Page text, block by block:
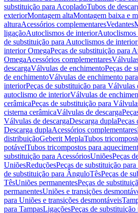
substituição para AcopladoTubos de
exteriorMontagem altaMontagem baixa e
alturaAcessórios complementaresVedantes
ligaçãoAutoclismos de interiorAutoclismos
de substituição para Autoclismos de
interior OmegaPeças de substituição para
OmegaAcessórios complementares
descargaVálvulas de enchimentoPeças de
de enchimentoVálvulas de enchimento
interiorPeças de substituição para Válvulas
autoclismo de interiorVálvulas de
cerâmicaPeças de substituição para
cisterna cerâmicaVálvulas de descarga
Válvulas de descargaDescarga duplaPeças
Descarga duplaAcessórios complementares
distribuiçãoGeberit MeplaTubos
potávelTubos tricompostos para
substituição para AcessóriosUniõesPeças
UniõesReduçõesPeças de substituição
de substituição para ÂnguloTêsPeças de
TêsUniões permanentesPeças de
permanentesUniões e transições
para Uniões e transições desmontáveis
para TampasLigaçõesPeças de